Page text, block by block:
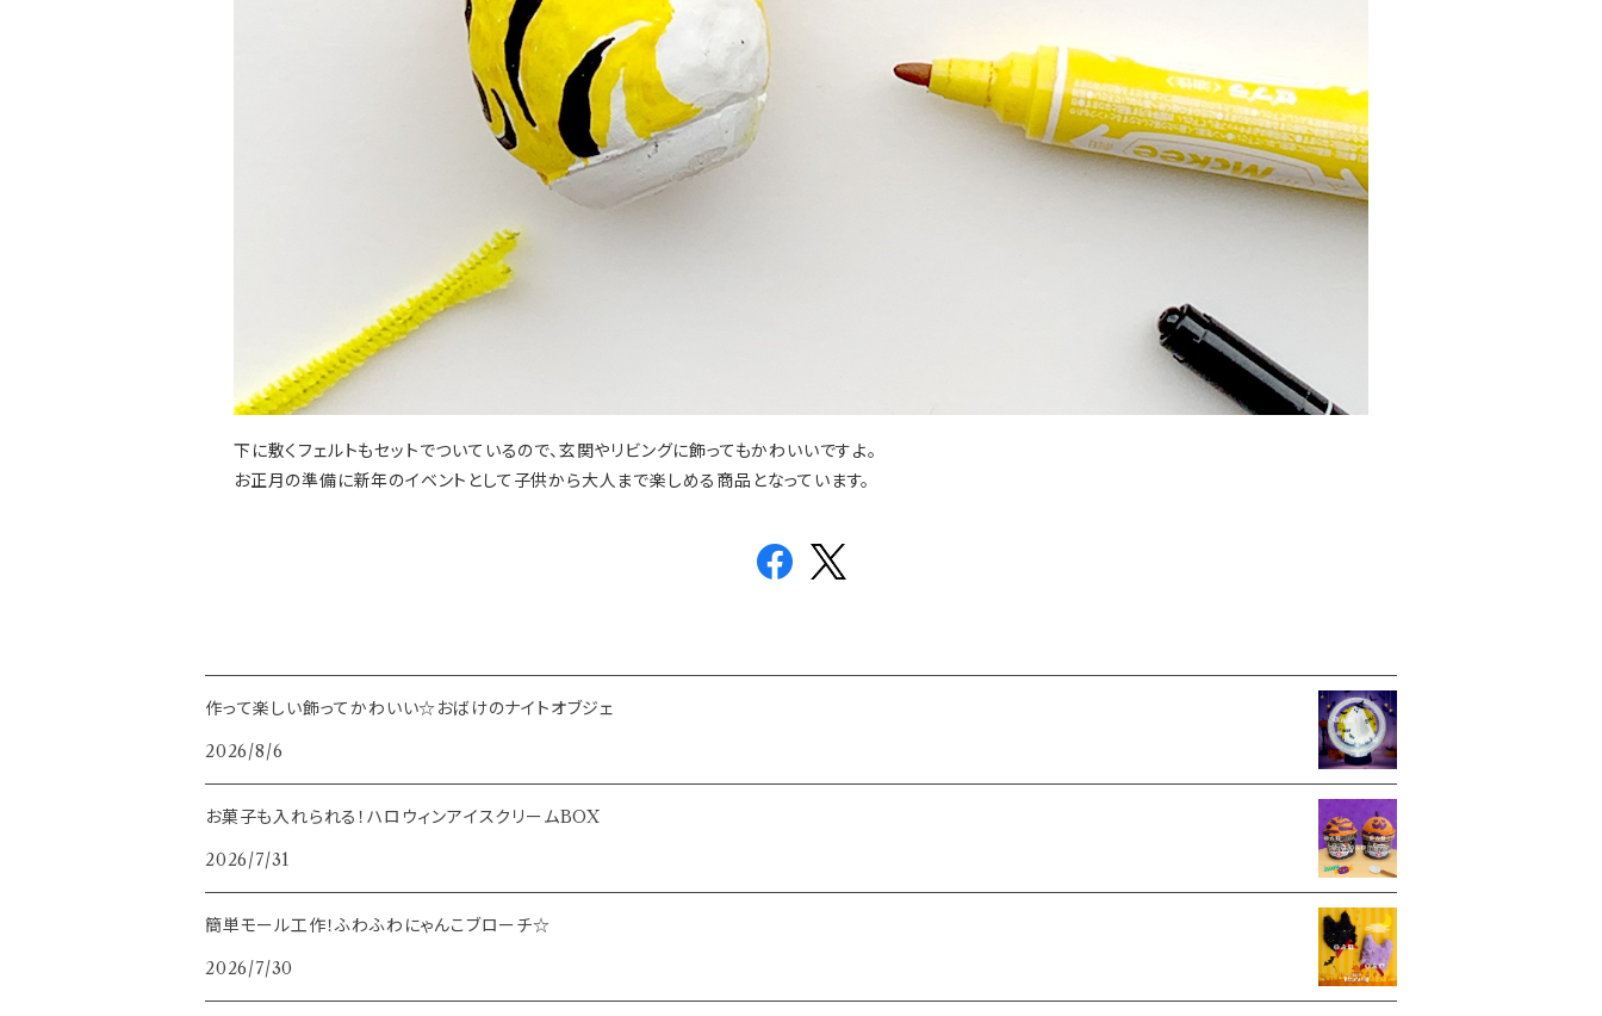
下に敷くフェルトもセットでついているので、玄関やリビングに飾ってもかわいいですよ。
お正月の準備に新年のイベントとして子供から大人まで楽しめる商品となっています。
作って楽しい飾ってかわいい☆おばけのナイトオブジェ
2026/8/6
お菓子も入れられる！ハロウィンアイスクリームBOX
2026/7/31
簡単モール工作！ふわふわにゃんこブローチ☆
2026/7/30